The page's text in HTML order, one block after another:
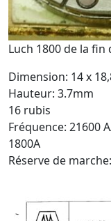
Luch 1800 de la
Dimension: 14 x
Hauteur: 3.7mm
16 rubis
Fréquence: 21600
1800A
Réserve de